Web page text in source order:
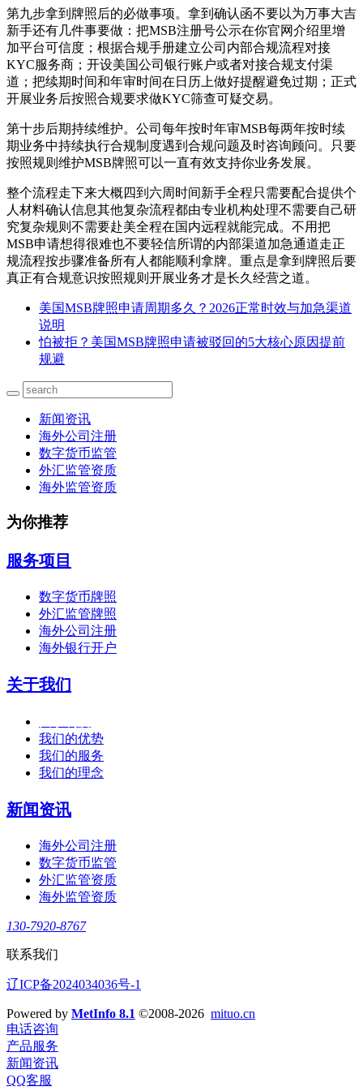
第九步拿到牌照后的必做事项。拿到确认函不要以为万事大吉
新手还有几件事要做：把MSB注册号公示在你官网介绍里增
加平台可信度；根据合规手册建立公司内部合规流程对接
KYC服务商；开设美国公司银行账户或者对接合规支付渠
道；把续期时间和年审时间在日历上做好提醒避免过期；正式
开展业务后按照合规要求做KYC筛查可疑交易。
第十步后期持续维护。公司每年按时年审MSB每两年按时续
期业务中持续执行合规制度遇到合规问题及时咨询顾问。只要
按照规则维护MSB牌照可以一直有效支持你业务发展。
整个流程走下来大概四到六周时间新手全程只需要配合提供个
人材料确认信息其他复杂流程都由专业机构处理不需要自己研
究复杂规则不需要赴美全程在国内远程就能完成。不用把
MSB申请想得很难也不要轻信所谓的内部渠道加急通道走正
规流程按步骤准备所有人都能顺利拿牌。重点是拿到牌照后要
真正有合规意识按照规则开展业务才是长久经营之道。
美国MSB牌照申请周期多久？2026正常时效与加急渠道
说明
怕被拒？美国MSB牌照申请被驳回的5大核心原因提前
规避
新闻资讯
海外公司注册
数字货币监管
外汇监管资质
海外监管资质
为你推荐
服务项目
数字货币牌照
外汇监管牌照
海外公司注册
海外银行开户
关于我们
我们的优势
我们的服务
我们的理念
新闻资讯
海外公司注册
数字货币监管
外汇监管资质
海外监管资质
130-7920-8767
联系我们
辽ICP备2024034036号-1
Powered by MetInfo 8.1 ©2008-2026 mituo.cn
电话咨询
产品服务
新闻资讯
QQ客服